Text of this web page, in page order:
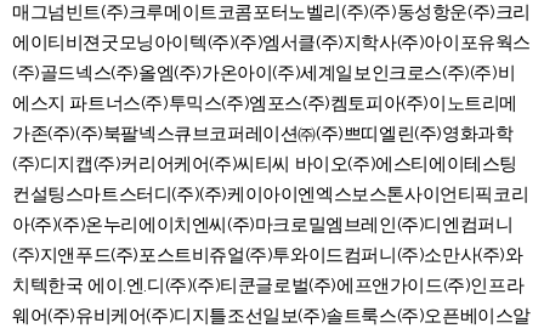
매그넘빈트(주)크루메이트코콤포터노벨리(주)(주)동성항운(주)크리
에이티비젼굿모닝아이텍(주)(주)엠서클(주)지학사(주)아이포유웍스
(주)골드넥스(주)올엠(주)가온아이(주)세계일보인크로스(주)(주)비
에스지 파트너스(주)투믹스(주)엠포스(주)켐토피아(주)이노트리메
가존(주)(주)북팔넥스큐브코퍼레이션㈜(주)쁘띠엘린(주)영화과학
(주)디지캡(주)커리어케어(주)씨티씨 바이오(주)에스티에이테스팅
컨설팅스마트스터디(주)(주)케이아이엔엑스보스톤사이언티픽코리
아(주)(주)온누리에이치엔씨(주)마크로밀엠브레인(주)디엔컴퍼니
(주)지앤푸드(주)포스트비쥬얼(주)투와이드컴퍼니(주)소만사(주)와
치텍한국 에이.엔.디(주)(주)티쿤글로벌(주)에프앤가이드(주)인프라
웨어(주)유비케어(주)디지틀조선일보(주)솔트룩스(주)오픈베이스알